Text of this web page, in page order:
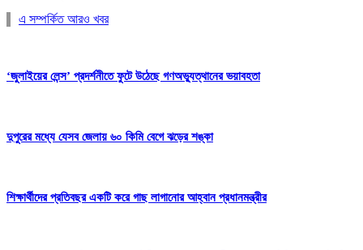
এ সম্পর্কিত আরও খবর
‘জুলাইয়ের লেন্স’ প্রদর্শনীতে ফুটে উঠেছে গণঅভ্যুত্থানের ভয়াবহতা
দুপুরের মধ্যে যেসব জেলায় ৬০ কিমি বেগে ঝড়ের শঙ্কা
শিক্ষার্থীদের প্রতিবছর একটি করে গাছ লাগানোর আহ্বান প্রধানমন্ত্রীর